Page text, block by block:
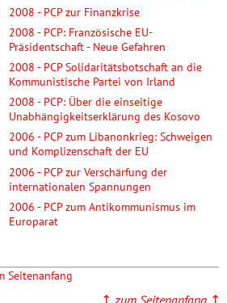
2008 - PCP zur Finanzkrise
2008 - PCP: Französische EU-
Präsidentschaft - Neue Gefahren
2008 - PCP Solidaritätsbotschaft an die
Kommunistische Partei von Irland
2008 - PCP: Über die einseitige
Unabhängigkeitserklärung des Kosovo
2006 - PCP zum Libanonkrieg: Schweigen
und Komplizenschaft der EU
2006 - PCP zur Verschärfung der
internationalen Spannungen
2006 - PCP zum Antikommunismus im
Europarat
Seitenanfang
↑ zum Seitenanfang ↑